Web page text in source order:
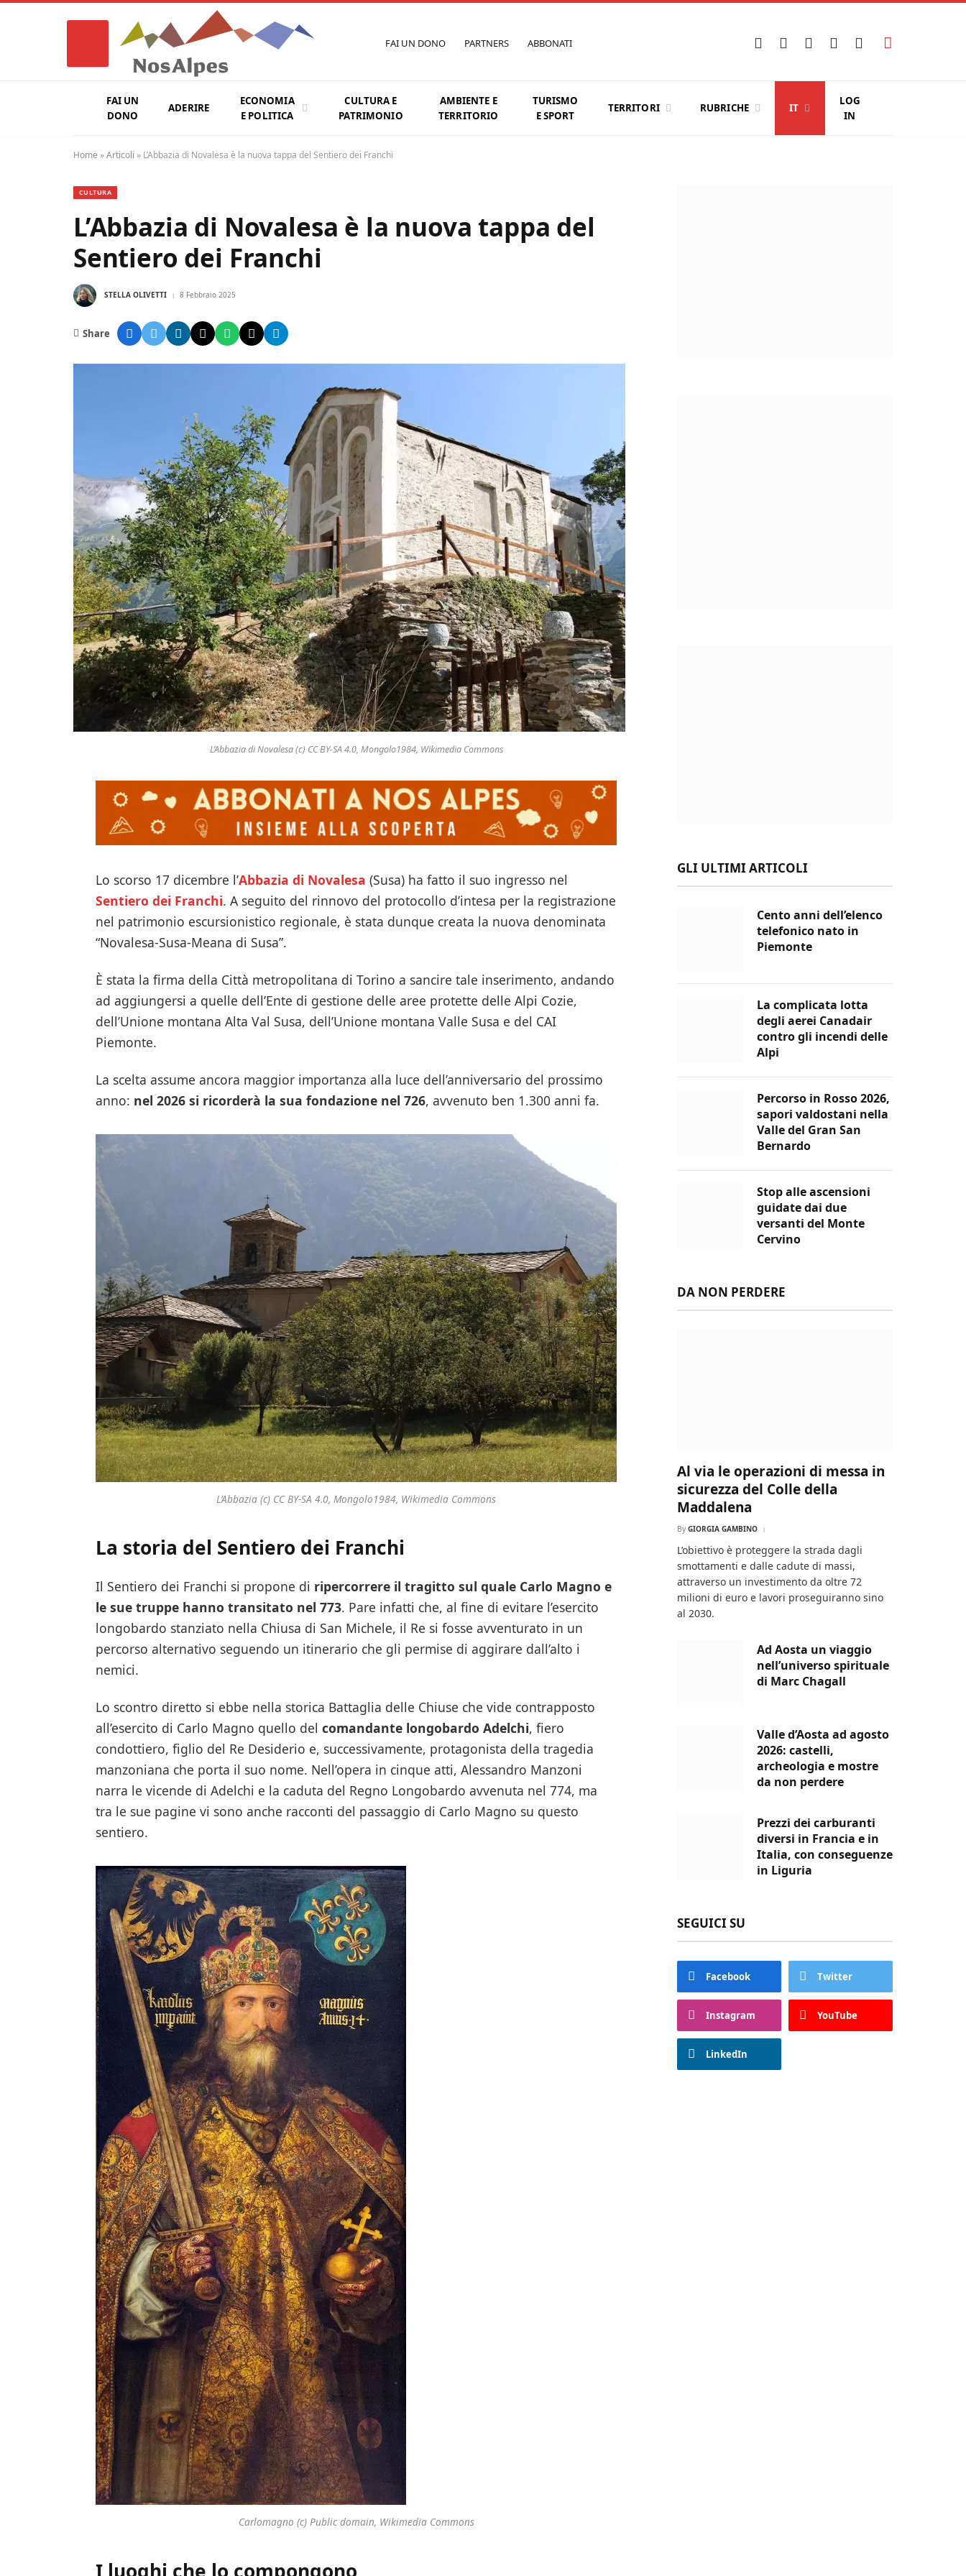
FAI UN DONO PARTNERS ABBONATI Facebook
X
Instagram
YouTubeLinkedIn
FAI UN
DONO
ADERIRE
ECONOMIA
E POLITICA
CULTURA E
PATRIMONIO
AMBIENTE E
TERRITORIO
TURISMO
E SPORT
TERRITORI RUBRICHE IT
LOG
IN
Home »Articoli » L’Abbazia di Novalesa è la nuova tappa del Sentiero dei Franchi
CULTURA
L’Abbazia di Novalesa è la nuova tappa del
Sentiero dei Franchi
STELLA OLIVETTI 8 Febbraio 2025
Share
L’Abbazia di Novalesa (c) CC BY-SA 4.0, Mongolo1984, Wikimedia Commons
Lo scorso 17 dicembre l’Abbazia di Novalesa (Susa) ha fatto il suo ingresso nel
Sentiero dei Franchi. A seguito del rinnovo del protocollo d’intesa per la registrazione
nel patrimonio escursionistico regionale, è stata dunque creata la nuova denominata
“Novalesa-Susa-Meana di Susa”.
È stata la firma della Città metropolitana di Torino a sancire tale inserimento, andando
ad aggiungersi a quelle dell’Ente di gestione delle aree protette delle Alpi Cozie,
dell’Unione montana Alta Val Susa, dell’Unione montana Valle Susa e del CAI
Piemonte.
La scelta assume ancora maggior importanza alla luce dell’anniversario del prossimo
anno: nel 2026 si ricorderà la sua fondazione nel 726, avvenuto ben 1.300 anni fa.
L’Abbazia (c) CC BY-SA 4.0, Mongolo1984, Wikimedia Commons
La storia del Sentiero dei Franchi
Il Sentiero dei Franchi si propone di ripercorrere il tragitto sul quale Carlo Magno e
le sue truppe hanno transitato nel 773. Pare infatti che, al fine di evitare l’esercito
longobardo stanziato nella Chiusa di San Michele, il Re si fosse avventurato in un
percorso alternativo seguendo un itinerario che gli permise di aggirare dall’alto i
nemici.
Lo scontro diretto si ebbe nella storica Battaglia delle Chiuse che vide contrapposto
all’esercito di Carlo Magno quello del comandante longobardo Adelchi, fiero
condottiero, figlio del Re Desiderio e, successivamente, protagonista della tragedia
manzoniana che porta il suo nome. Nell’opera in cinque atti, Alessandro Manzoni
narra le vicende di Adelchi e la caduta del Regno Longobardo avvenuta nel 774, ma
tra le sue pagine vi sono anche racconti del passaggio di Carlo Magno su questo
sentiero.
Carlomagno (c) Public domain, Wikimedia Commons
I luoghi che lo compongono
GLI ULTIMI ARTICOLI
Cento anni dell’elenco
telefonico nato in
Piemonte
La complicata lotta
degli aerei Canadair
contro gli incendi delle
Alpi
Percorso in Rosso 2026,
sapori valdostani nella
Valle del Gran San
Bernardo
Stop alle ascensioni
guidate dai due
versanti del Monte
Cervino
DA NON PERDERE
Al via le operazioni di messa in
sicurezza del Colle della
Maddalena
By GIORGIA GAMBINO
L’obiettivo è proteggere la strada dagli
smottamenti e dalle cadute di massi,
attraverso un investimento da oltre 72
milioni di euro e lavori proseguiranno sino
al 2030.
Ad Aosta un viaggio
nell’universo spirituale
di Marc Chagall
Valle d’Aosta ad agosto
2026: castelli,
archeologia e mostre
da non perdere
Prezzi dei carburanti
diversi in Francia e in
Italia, con conseguenze
in Liguria
SEGUICI SU
Facebook Twitter
Instagram YouTube
LinkedIn